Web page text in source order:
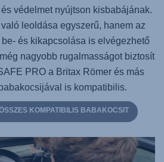
védelmet nyújtson kisbabájának.
leoldása egyszerű, hanem az
és kikapcsolása is elvégezhető
nagyobb rugalmasságot biztosít
PRO a Britax Römer és más
is kompatibilis.
KOMPATIBILIS BABAKOCSIT